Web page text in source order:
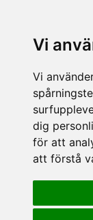
Vi
Vi
dig
för att
att förstå